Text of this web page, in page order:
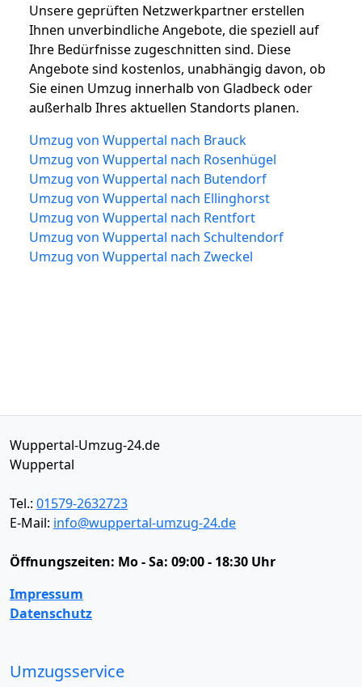
Unsere geprüften Netzwerkpartner erstellen
Ihnen unverbindliche Angebote, die speziell auf
Ihre Bedürfnisse zugeschnitten sind. Diese
Angebote sind kostenlos, unabhängig davon, ob
Sie einen Umzug innerhalb von Gladbeck oder
außerhalb Ihres aktuellen Standorts planen.
Umzug von Wuppertal nach Brauck
Umzug von Wuppertal nach Rosenhügel
Umzug von Wuppertal nach Butendorf
Umzug von Wuppertal nach Ellinghorst
Umzug von Wuppertal nach Rentfort
Umzug von Wuppertal nach Schultendorf
Umzug von Wuppertal nach Zweckel
Wuppertal-Umzug-24.de
Wuppertal
Tel.: 01579-2632723
E-Mail: info@wuppertal-umzug-24.de
Öffnungszeiten: Mo - Sa: 09:00 - 18:30 Uhr
Impressum
Datenschutz
Umzugsservice